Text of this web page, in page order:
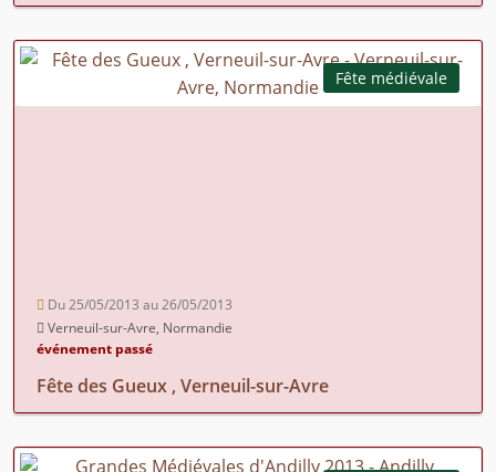
Fête médiévale
Du 25/05/2013 au 26/05/2013
Verneuil-sur-Avre, Normandie
événement passé
Fête des Gueux , Verneuil-sur-Avre